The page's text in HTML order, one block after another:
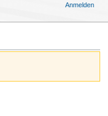
Anmelden